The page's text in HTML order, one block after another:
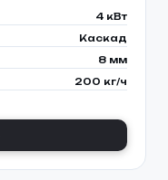
4 кВт
Каскад
8 мм
200 кг/ч